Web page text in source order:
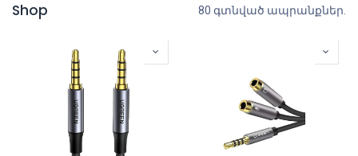
Shop 80 գտնված ապրանքներ.